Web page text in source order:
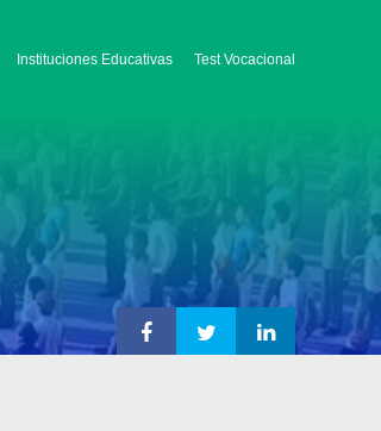
Instituciones Educativas Test Vocacional